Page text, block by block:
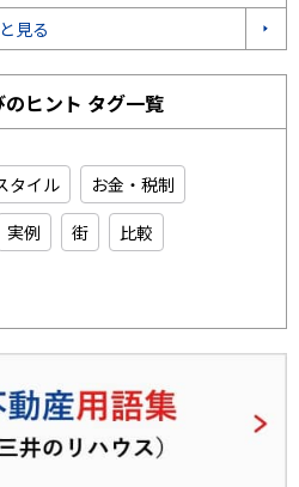
見る
ヒント タグ一覧
タイル
お金・税制
実例 街
比較